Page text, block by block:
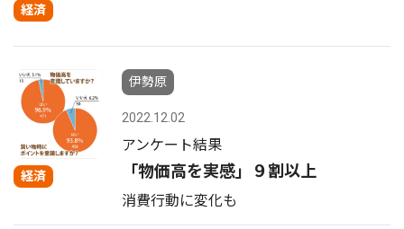
経済
経済
伊勢原
2022.12.02
アンケート結果
「物価高を実感」９割以上
消費行動に変化も